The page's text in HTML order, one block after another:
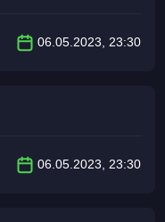
06.05.2023, 23:30
06.05.2023, 23:30